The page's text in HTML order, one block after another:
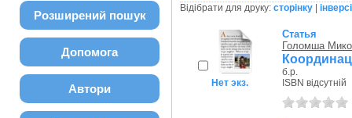
Розширений пошук
Допомога
Автори
Відібрати для друку: сторінку|
Нет экз.
Статья
Голомша
б.р.
ISBN відсутній